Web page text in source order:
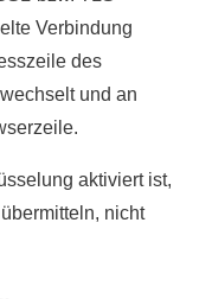
Verbindung
des
wechselt und an
aktiviert ist,
nicht